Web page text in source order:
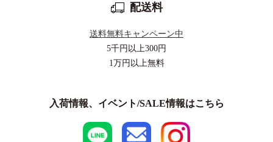
配送料
送料無料キャンペーン中
5千円以上300円
1万円以上無料
入荷情報、イベント/SALE情報はこちら